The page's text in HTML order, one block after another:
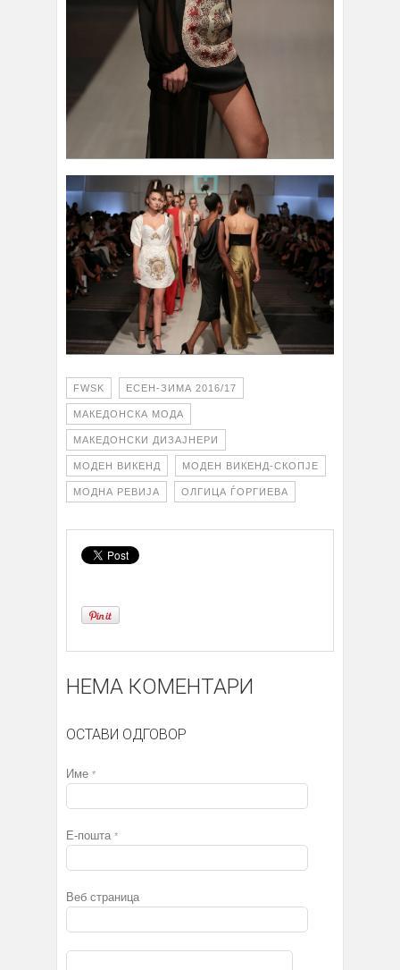
FWSK ЕСЕН-ЗИМА 2016/17
МАКЕДОНСКА МОДА
МАКЕДОНСКИ ДИЗАЈНЕРИ
МОДЕН ВИКЕНД МОДЕН ВИКЕНД-СКОПЈЕ
МОДНА РЕВИЈА ОЛГИЦА ЃОРГИЕВА
НЕМА КОМЕНТАРИ
ОСТАВИ ОДГОВОР
Име *
Е-пошта *
Веб страница